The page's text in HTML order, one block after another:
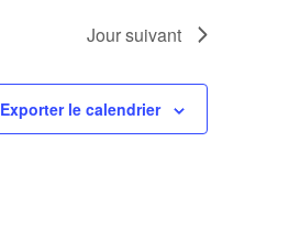
Jour suivant
Exporter le calendrier